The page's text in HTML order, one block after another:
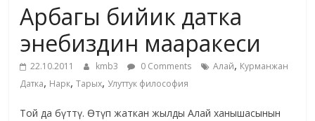
жана
адабияты
Арбагы бийик датка
энебиздин мааракеси
22.10.2011 kmb3 0 Comments Алай, Курманжан
Датка, Нарк,Тарых, Улуттук философия
Той да бүттү. Өтүп жаткан жылды Алай ханышасынын